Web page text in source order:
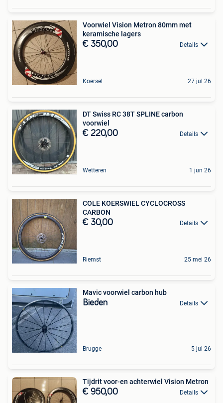
Voorwiel Vision Metron 80mm met
keramische lagers
€ 350,00 Details
Koersel 27 jul 26
DT Swiss RC 38T SPLINE carbon
voorwiel
€ 220,00 Details
Wetteren 1 jun 26
COLE KOERSWIEL CYCLOCROSS
CARBON
€ 30,00 Details
Riemst 25 mei 26
Mavic voorwiel carbon hub
Bieden Details
Brugge 5 jul 26
Tijdrit voor-en achterwiel Vision Metron
€ 950,00 Details